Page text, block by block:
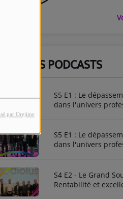
par Orejime
DERNIERS PODCASTS
S5 E1 : Le
dans l'univers
S5 E1 : Le
dans l'univers
S4 E2 - Le Grand
Rentabilité et